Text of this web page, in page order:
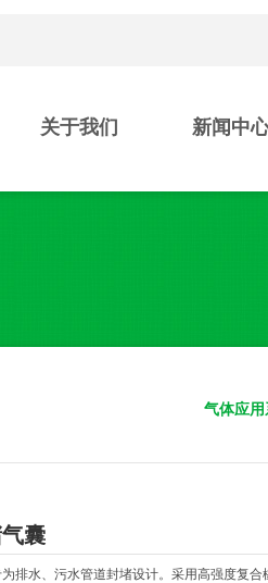
关于我们 新闻中
气体应用
囊
排水、污水管道封堵设计。采用高强度复